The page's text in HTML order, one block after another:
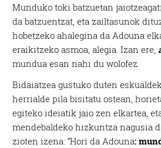
Munduko toki batzuetan
da batzuentzat, eta zailtasunok
hobetzeko ahalegina da Adouna
eraikitzeko asmoa, alegia. Izan ere,
mundua esan nahi du wolofez.
Bidaiatzea gustuko duten
herrialde pila bisitatu ostean,
egiteko ideiatik jaio zen elkartea,
mendebaldeko hizkuntza nagusia
zioten izena: “Hori da Adouna: